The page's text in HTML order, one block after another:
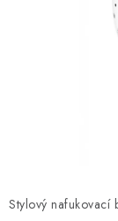
DORTOVÉ
DÁRKY
Stylový nafukovací